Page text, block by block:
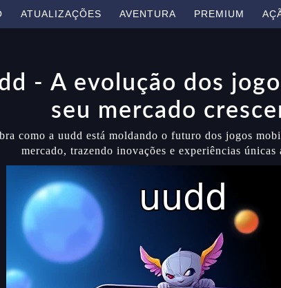
ATUALIZAÇÕES AVENTURA PREMIUM
- A evolução dos
seu mercado
como a uudd está moldando o futuro dos jogos
mercado, trazendo inovações e experiências únicas